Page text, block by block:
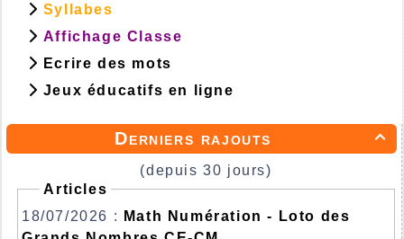

Derniers rajouts
(depuis 30 jours)
Articles
18/07/2026 :
Math Numération - Loto des
Syllabes
Affichage Classe
Ecrire des mots
Jeux éducatifs en ligne